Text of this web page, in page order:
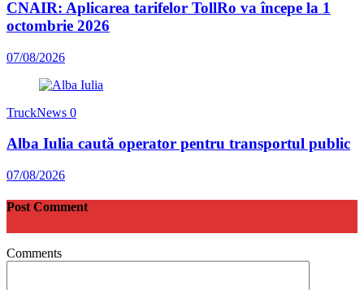
CNAIR: Aplicarea tarifelor TollRo va începe la 1
octombrie 2026
07/08/2026
TruckNews 0
Alba Iulia caută operator pentru transportul public
07/08/2026
Post Comment
Comments